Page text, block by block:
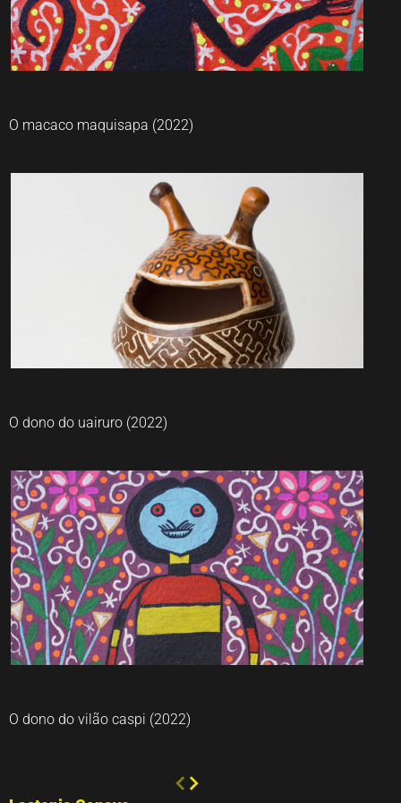
O macaco maquisapa (2022)
Lastenia Canayo
O dono do uairuro (2022)
O dono do vilão caspi (2022)